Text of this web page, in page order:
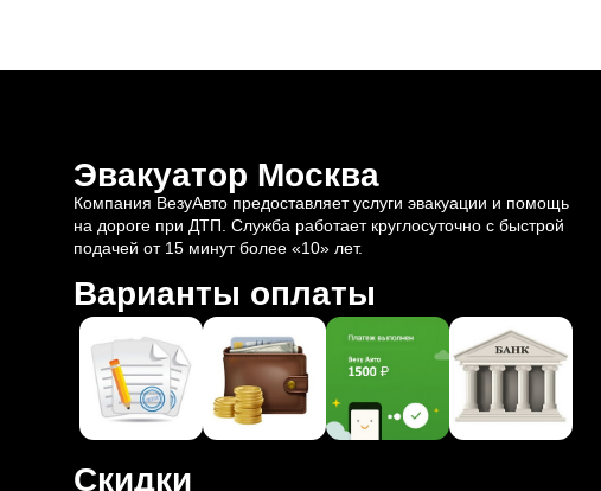
Эвакуатор Москва
Компания ВезуАвто предоставляет услуги эвакуации и помощь
на дороге при ДТП. Служба работает круглосуточно с быстрой
подачей от 15 минут более «10» лет.
Варианты оплаты
Скидки